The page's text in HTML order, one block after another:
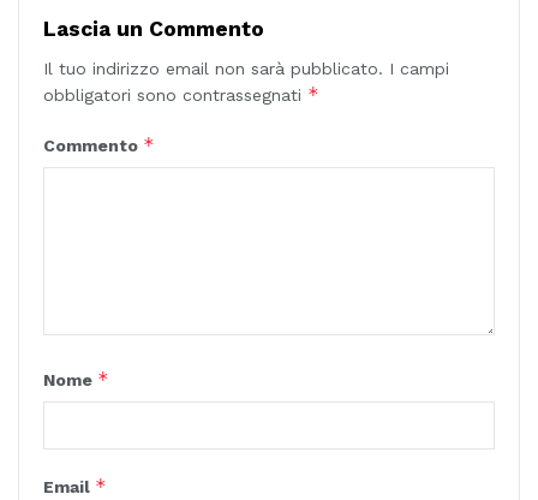
Lascia un Commento
Il tuo indirizzo email non sarà pubblicato. I campi
obbligatori sono contrassegnati *
Commento *
Nome *
Email *